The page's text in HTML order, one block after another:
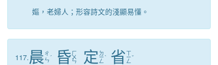
嫗，老婦人；形容詩文的淺顯易懂。
117.晨ㄔ
ㄣ ˊ 昏ㄏ
ㄨ
ㄣ 定 ㄉ
ㄧ
ㄥ
ˋ 省 ㄒ
ㄧ
ㄥ
ˇ